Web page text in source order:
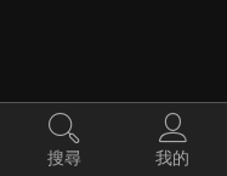
搜尋 我的